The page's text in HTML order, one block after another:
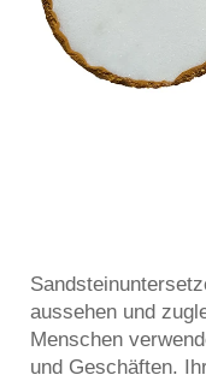
aussehen und
Menschen
und Geschäften.